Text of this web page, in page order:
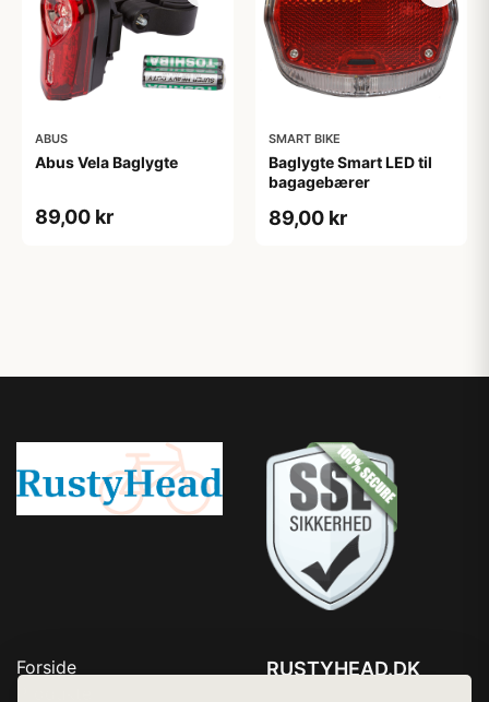
ABUS
Abus Vela Baglygte
89,00 kr
SMART BIKE
Baglygte Smart LED til
bagagebærer
89,00 kr
Forside
RUSTYHEAD.DK